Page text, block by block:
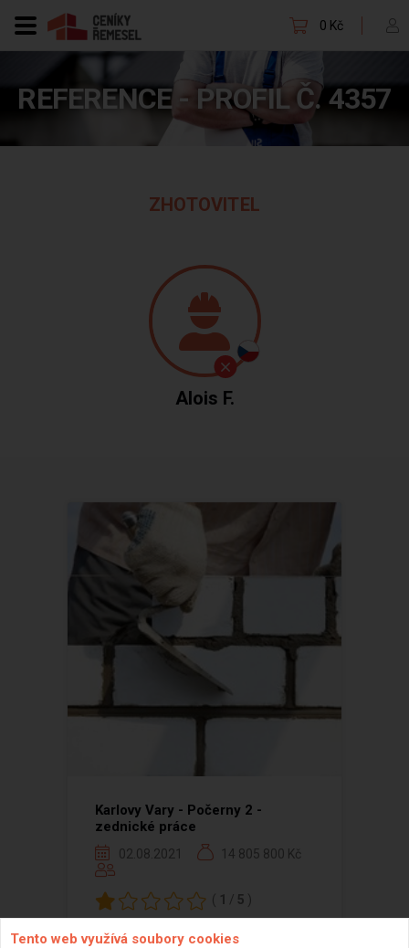
0 Kč
REFERENCE - PROFIL Č. 4357
ZHOTOVITEL
Alois F.
Karlovy Vary - Počerny 2 -
zednické práce
02.08.2021 14 805 800 Kč
( 1 / 5 )
Tento web využívá soubory cookies